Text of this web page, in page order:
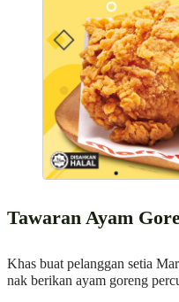
Tawaran Ayam
Khas buat pelanggan setia
nak berikan ayam goreng